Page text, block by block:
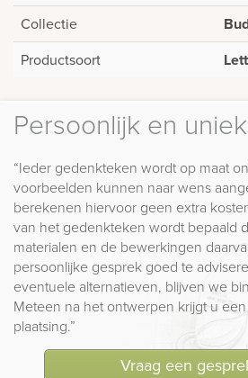
Collectie
Productsoort
Persoonlijk en
“Ieder gedenkteken wordt op maat
voorbeelden kunnen naar wens
berekenen hiervoor geen extra
van het gedenkteken wordt bepaald
materialen en de bewerkingen
persoonlijke gesprek goed te
eventuele alternatieven, blijven we
Meteen na het ontwerpen krijgt u
plaatsing.”
Vraag een